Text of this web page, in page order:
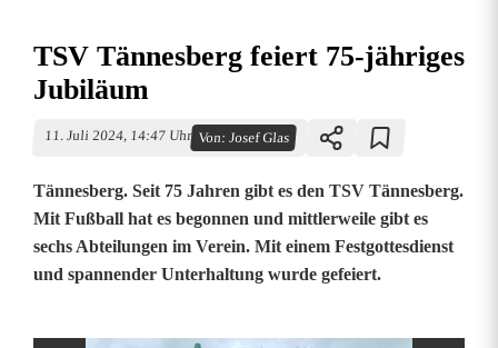
TSV Tännesberg feiert 75-jähriges
Jubiläum
11. Juli 2024, 14:47 Uhr Von:Josef Glas
Tännesberg. Seit 75 Jahren gibt es den TSV Tännesberg.
Mit Fußball hat es begonnen und mittlerweile gibt es
sechs Abteilungen im Verein. Mit einem Festgottesdienst
und spannender Unterhaltung wurde gefeiert.